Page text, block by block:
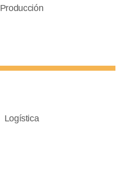
Producción
Logística